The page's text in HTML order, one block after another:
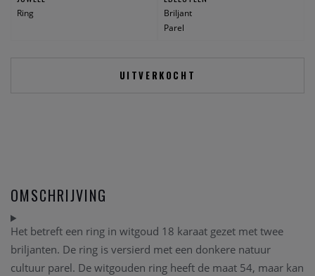
Ring
Briljant
Parel
UITVERKOCHT
OMSCHRIJVING
Het betreft een ring in witgoud 18 karaat gezet met twee
briljanten. De ring is versierd met een donkere natuur
cultuur parel. De witgouden ring heeft de maat 54, maar kan